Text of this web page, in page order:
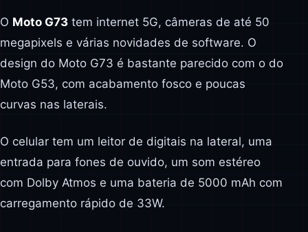
O Moto G73 tem internet 5G, câmeras de até 50
megapixels e várias novidades de software. O
design do Moto G73 é bastante parecido com o do
Moto G53, com acabamento fosco e poucas
curvas nas laterais.
O celular tem um leitor de digitais na lateral, uma
entrada para fones de ouvido, um som estéreo
com Dolby Atmos e uma bateria de 5000 mAh com
carregamento rápido de 33W.